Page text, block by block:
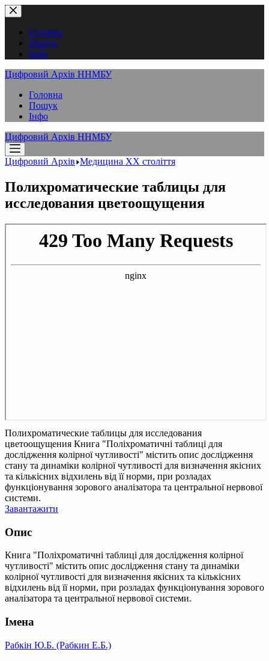
Перейти
до
вмістуГоловна
Пошук
Інфо
Цифровий Архів ННМБУ
Головна
Пошук
Інфо
Цифровий Архів ННМБУ
Цифровий Архів Медицина XX століття
Полихроматические таблицы для
исследования цветоощущения
Полихроматические таблицы для исследования
цветоощущения Книга "Поліхроматичні таблиці для
дослідження колірної чутливості" містить опис дослідження
стану та динаміки колірної чутливості для визначення якісних
та кількісних відхилень від її норми, при розладах
функціонування зорового аналізатора та центральної нервової
системи.
Завантажити
Опис
Книга "Поліхроматичні таблиці для дослідження колірної
чутливості" містить опис дослідження стану та динаміки
колірної чутливості для визначення якісних та кількісних
відхилень від її норми, при розладах функціонування зорового
аналізатора та центральної нервової системи.
Імена
Рабкін Ю.Б. (Рабкин Е.Б.)